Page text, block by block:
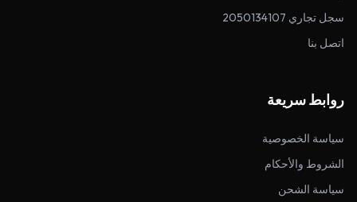
سجل تجاري 2050134107
اتصل بنا
روابط سريعة
سياسة الخصوصية
الشروط والأحكام
سياسة الشحن